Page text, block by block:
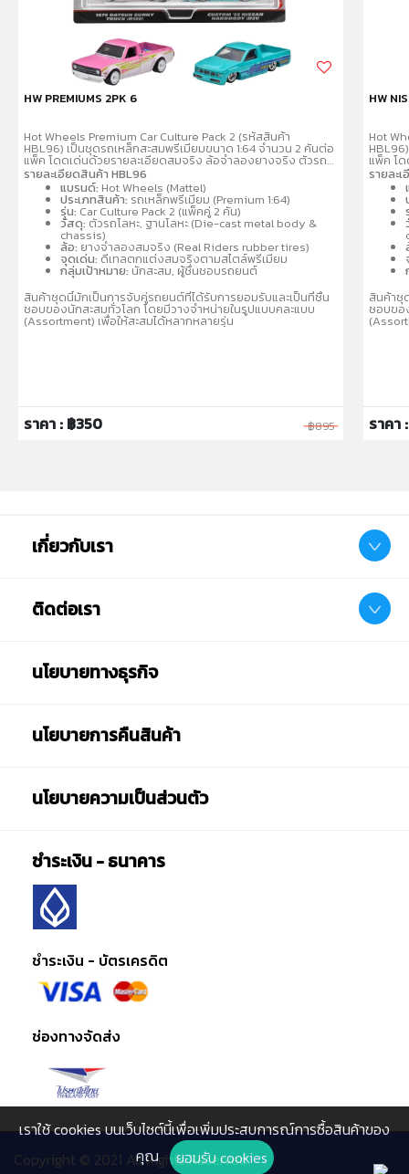
HW PREMIUMS 2PK 6
Hot Wheels Premium Car Culture Pack 2 (รหัสสินค้า
HBL96) เป็นชุดรถเหล็กสะสมพรีเมียมขนาด 1:64 จำนวน 2 คันต่อ
แพ็ค โดดเด่นด้วยรายละเอียดสมจริง ล้อจำลองยางจริง ตัวรถ
และฐานผลิตจากโลหะ (Metal/Metal) คละแบบรถสปอร์ตและรถ
แข่งที่เป็นที่นิยม เช่น Porsche, Audi, Nissan เหมาะสำหรับนัก
สะสมอายุ 3 ปีขึ้นไป
รายละเอียดสินค้า HBL96
แบรนด์: Hot Wheels (Mattel)
ประเภทสินค้า: รถเหล็กพรีเมียม (Premium 1:64)
รุ่น: Car Culture Pack 2 (แพ็คคู่ 2 คัน)
วัสดุ: ตัวรถโลหะ, ฐานโลหะ (Die-cast metal body &
chassis)
ล้อ: ยางจำลองสมจริง (Real Riders rubber tires)
จุดเด่น: ดีเทลตกแต่งสมจริงตามสไตล์พรีเมียม
กลุ่มเป้าหมาย: นักสะสม, ผู้ชื่นชอบรถยนต์
สินค้าชุดนี้มักเป็นการจับคู่รถยนต์ที่ได้รับการยอมรับและเป็นที่ชื่น
ชอบของนักสะสมทั่วโลก โดยมีวางจำหน่ายในรูปแบบคละแบบ
(Assortment) เพื่อให้สะสมได้หลากหลายรุ่น
ราคา : ฿350 ฿895
HW
Hot
แพ็ค โ
และฐา
แข่งที่
สะสม
รายละ
สินค้าชุ
ชอบขอ
ราคา
เกี่ยวกับเรา
ติดต่อเรา
นโยบายทางธุรกิจ
นโยบายการคืนสินค้า
นโยบายความเป็นส่วนตัว
ชำระเงิน - ธนาคาร
ชำระเงิน - บัตรเครดิต
ช่องทางจัดส่ง
Copyright © 2021 All Rights Reserved.
เราใช้ cookies บนเว็บไซต์นี้เพื่อเพิ่มประสบการณ์การซื้อสินค้าของ
คุณ
ยอมรับ cookies